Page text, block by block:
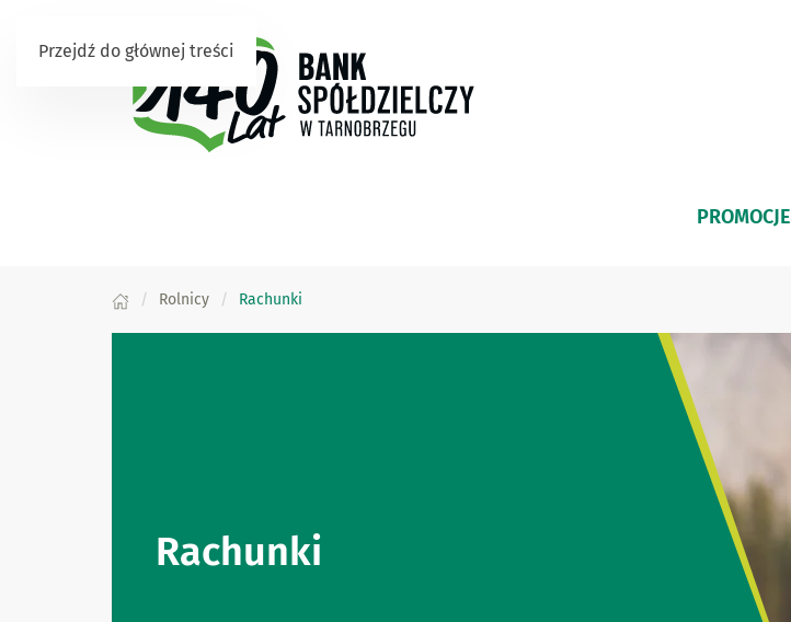
Przejdź do głównej treści
PROMOCJE
Rolnicy Rachunki
Rachunki